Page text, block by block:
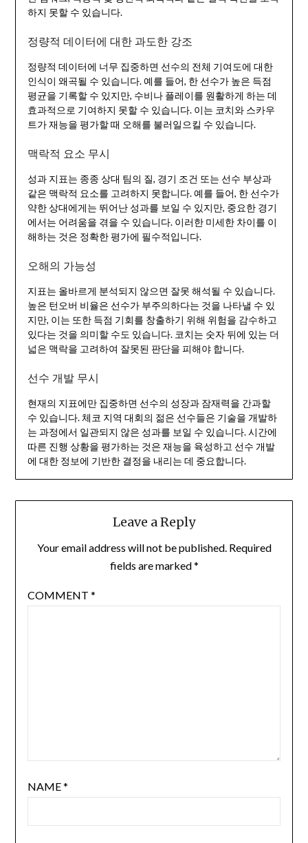
하지 못할 수 있습니다.
정량적 데이터에 대한 과도한 강조
정량적 데이터에 너무 집중하면 선수의 전체 기여도에 대한
인식이 왜곡될 수 있습니다. 예를 들어, 한 선수가 높은 득점
평균을 기록할 수 있지만, 수비나 플레이를 원활하게 하는 데
효과적으로 기여하지 못할 수 있습니다. 이는 코치와 스카우
트가 재능을 평가할 때 오해를 불러일으킬 수 있습니다.
맥락적 요소 무시
성과 지표는 종종 상대 팀의 질, 경기 조건 또는 선수 부상과
같은 맥락적 요소를 고려하지 못합니다. 예를 들어, 한 선수가
약한 상대에게는 뛰어난 성과를 보일 수 있지만, 중요한 경기
에서는 어려움을 겪을 수 있습니다. 이러한 미세한 차이를 이
해하는 것은 정확한 평가에 필수적입니다.
오해의 가능성
지표는 올바르게 분석되지 않으면 잘못 해석될 수 있습니다.
높은 턴오버 비율은 선수가 부주의하다는 것을 나타낼 수 있
지만, 이는 또한 득점 기회를 창출하기 위해 위험을 감수하고
있다는 것을 의미할 수도 있습니다. 코치는 숫자 뒤에 있는 더
넓은 맥락을 고려하여 잘못된 판단을 피해야 합니다.
선수 개발 무시
현재의 지표에만 집중하면 선수의 성장과 잠재력을 간과할
수 있습니다. 체코 지역 대회의 젊은 선수들은 기술을 개발하
는 과정에서 일관되지 않은 성과를 보일 수 있습니다. 시간에
따른 진행 상황을 평가하는 것은 재능을 육성하고 선수 개발
에 대한 정보에 기반한 결정을 내리는 데 중요합니다.
Leave a Reply
Your email address will not be published. Required
fields are marked*
COMMENT *
NAME*